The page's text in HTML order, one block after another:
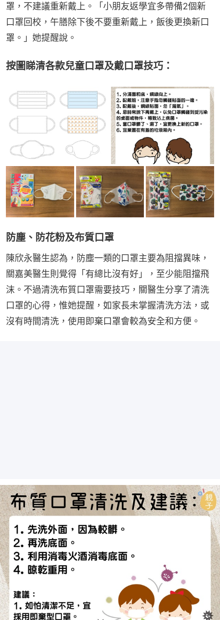
罩，不建議重新戴上。「小朋友返學宜多帶備2個新
口罩回校，午膳除下後不要重新戴上，飯後更換新口
罩。」她提醒說。
按圖睇清各款兒童口罩及戴口罩技巧：
防塵、防花粉及布質口罩
陳欣永醫生認為，防塵一類的口罩主要為阻擋異味，
關嘉美醫生則覺得「有總比沒有好」，至少能阻擋飛
沫。不過清洗布質口罩需要技巧，關醫生分享了清洗
口罩的心得，惟她提醒，如家長未掌握清洗方法，或
沒有時間清洗，使用即棄口罩會較為安全和方便。